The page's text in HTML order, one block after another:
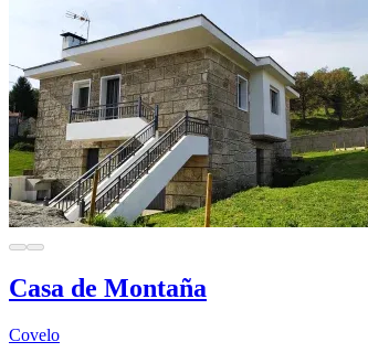
Casa de Montaña
Covelo